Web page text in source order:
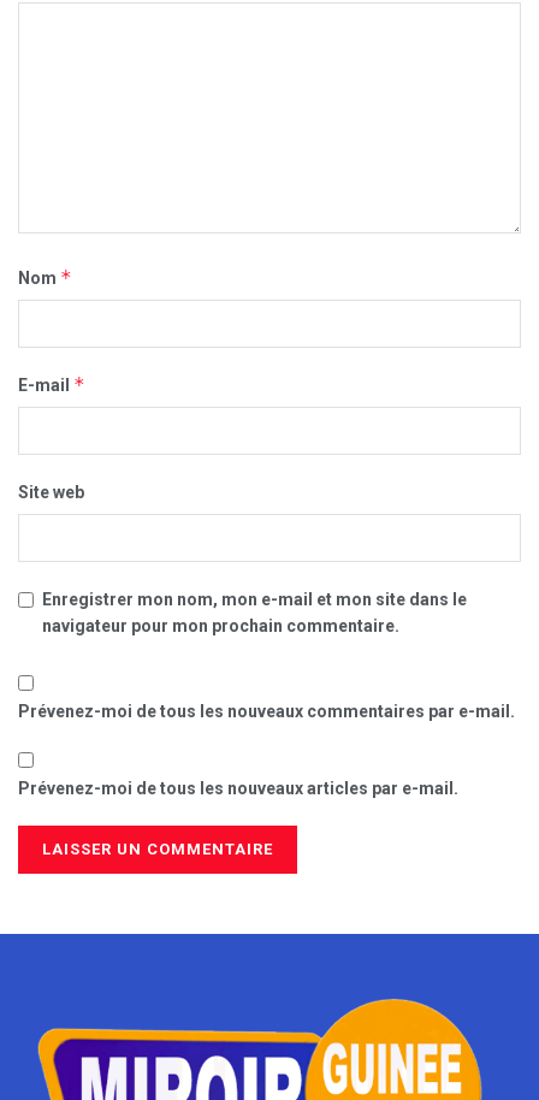
Nom *
E-mail *
Site web
Enregistrer mon nom, mon e-mail et mon site dans le
navigateur pour mon prochain commentaire.
Prévenez-moi de tous les nouveaux commentaires par e-mail.
Prévenez-moi de tous les nouveaux articles par e-mail.